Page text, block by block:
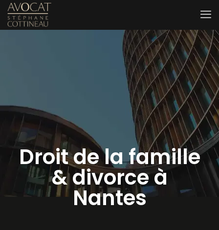
Droit de la famille
& divorce à
Nantes